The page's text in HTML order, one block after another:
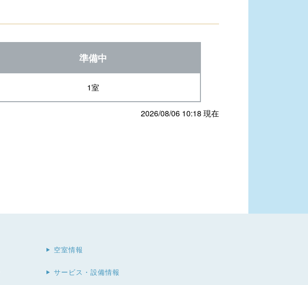
準備中
1室
2026/08/06 10:18 現在
空室情報
サービス・設備情報